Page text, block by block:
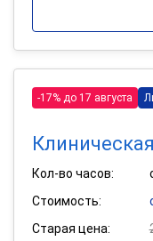
-17% до 17 августа
Кол-во часов:
Стоимость:
Старая цена: